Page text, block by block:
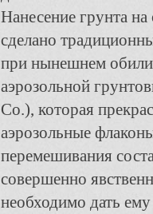
Нанесение грунта
сделано
при нынешнем
аэрозольной
Co.), которая
аэрозольные
перемешивания
совершенно
необходимо дать